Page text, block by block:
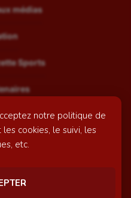
notre politique de
cookies, le suivi, les
etc.
médias
Sports